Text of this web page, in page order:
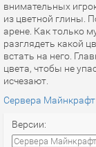
внимательных
из цветной глины.
арене. Как только
разглядеть какой
встать на него.
цвета, чтобы не
исчезают.
Сервера Майнкрафт
Версии:
Сервера Майнкрафт